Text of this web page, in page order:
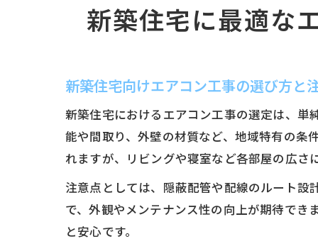
新築住宅に最適な
新築住宅向けエアコン工事の選び方と
新築住宅におけるエアコン工事の選定は、単
能や間取り、外壁の材質など、地域特有の条
れますが、リビングや寝室など各部屋の広さ
注意点としては、隠蔽配管や配線のルート設
で、外観やメンテナンス性の向上が期待でき
と安心です。